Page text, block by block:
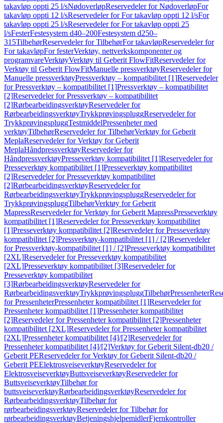
takavløp oppti 25 l/sNødoverløpReservedeler for NødoverløpFor
takavløp oppti 12 l/sReservedeler for For takavløp oppti 12 l/sFor
takavløp oppti 25 l/sReservedeler for For takavløp oppti 25
l/sFesterFestesystem d40–200Festesystem d250–
315TilbehørReservedeler for TilbehørFor takavløpReservedeler for
For takavløpFor festerVerktøy, nettverkskomponenter og
programvareVerktøyVerktøy til Geberit FlowFitReservedeler for
Verktøy til Geberit FlowFitManuelle pressverktøyReservedeler for
Manuelle pressverktøyPressverktøy – kompatibilitet [1]Reservedeler
for Pressverktøy – kompatibilitet [1]Pressverktøy – kompatibilitet
[2]Reservedeler for Pressverktøy – kompatibilitet
[2]RørbearbeidingsverktøyReservedeler for
RørbearbeidingsverktøyTrykkprøvingspluggReservedeler for
TrykkprøvingspluggTestmiddelPressenheter med
verktøyTilbehørReservedeler for TilbehørVerktøy for Geberit
MeplaReservedeler for Verktøy for Geberit
MeplaHåndpressverktøyReservedeler for
HåndpressverktøyPresseverktøy kompatibilitet [1]Reservedeler for
Presseverktøy kompatibilitet [1]Presseverktøy kompatibilitet
[2]Reservedeler for Presseverktøy kompatibilitet
[2]RørbearbeidingsverktøyReservedeler for
RørbearbeidingsverktøyTrykkprøvingspluggReservedeler for
TrykkprøvingspluggTilbehørVerktøy for Geberit
MapressReservedeler for Verktøy for Geberit MapressPresseverktøy
kompatibilitet [1]Reservedeler for Presseverktøy kompatibilitet
[1]Presseverktøy kompatibilitet [2]Reservedeler for Presseverktøy
kompatibilitet [2]Pressverktøy-kompatibilitet [1] / [2]Reservedeler
for Pressverktøy-kompatibilitet [1] / [2]Presseverktøy kompatibilitet
[2XL]Reservedeler for Presseverktøy kompatibilitet
[2XL]Presseverktøy kompatibilitet [3]Reservedeler for
Presseverktøy kompatibilitet
[3]RørbearbeidingsverktøyReservedeler for
RørbearbeidingsverktøyTrykkprøvingspluggTilbehørPressenheter
for PressenheterPressenheter kompatibilitet [1]Reservedeler for
Pressenheter kompatibilitet [1]Pressenheter kompatibilitet
[2]Reservedeler for Pressenheter kompatibilitet [2]Pressenheter
kompatibilitet [2XL]Reservedeler for Pressenheter kompatibilitet
[2XL]Pressenheter kompatibilitet [4]/[2]Reservedeler for
Pressenheter kompatibilitet [4]/[2]Verktøy for Geberit Silent-db20 /
Geberit PEReservedeler for Verktøy for Geberit Silent-db20 /
Geberit PEElektrosveiseverktøyReservedeler for
ElektrosveiseverktøyButtsveiseverktøyReservedeler for
ButtsveiseverktøyTilbehør for
buttsveiseverktøyRørbearbeidingsverktøyReservedeler for
RørbearbeidingsverktøyTilbehør for
rørbearbeidingsverktøyReservedeler for Tilbehør for
rørbearbeidingsverktøyBetjeningshjelpemidlerFjernkontroller